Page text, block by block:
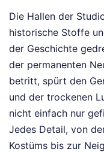
Die Hallen der
historische Stoffe
der Geschichte
der permanenten
betritt, spürt den
und der trockenen
nicht einfach nur
Jedes Detail, von
Kostüms bis zur